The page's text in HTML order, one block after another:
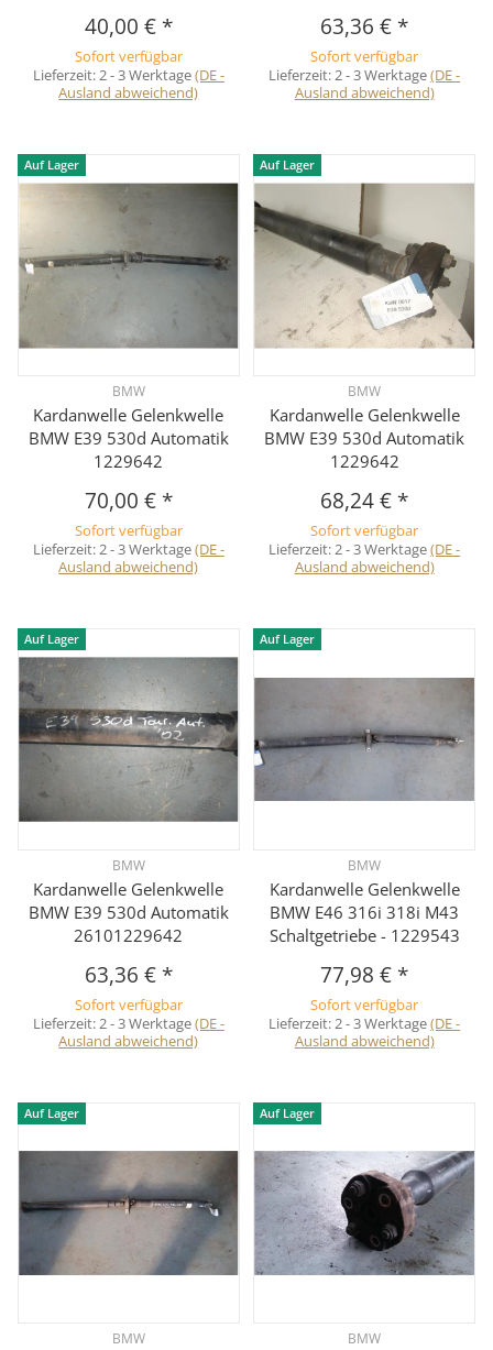
40,00 € *
Sofort verfügbar
Lieferzeit:2 - 3 Werktage(DE -
Ausland abweichend)
63,36 € *
Sofort verfügbar
Lieferzeit:2 - 3 Werktage(DE -
Ausland abweichend)
Auf Lager
BMW
Kardanwelle Gelenkwelle
BMW E39 530d Automatik
1229642
70,00 € *
Sofort verfügbar
Lieferzeit:2 - 3 Werktage(DE -
Ausland abweichend)
Auf Lager
BMW
Kardanwelle Gelenkwelle
BMW E39 530d Automatik
1229642
68,24 € *
Sofort verfügbar
Lieferzeit:2 - 3 Werktage(DE -
Ausland abweichend)
Auf Lager
BMW
Kardanwelle Gelenkwelle
BMW E39 530d Automatik
26101229642
63,36 € *
Sofort verfügbar
Lieferzeit: 2 - 3 Werktage(DE -
Ausland abweichend)
Auf Lager
BMW
Kardanwelle Gelenkwelle
BMW E46 316i 318i M43
Schaltgetriebe - 1229543
77,98 € *
Sofort verfügbar
Lieferzeit: 2 - 3 Werktage(DE -
Ausland abweichend)
Auf Lager
BMW
Auf Lager
BMW